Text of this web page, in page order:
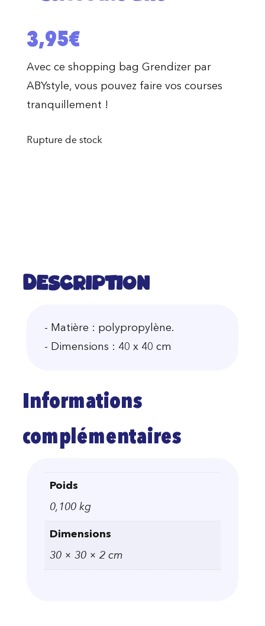
3,95€
Avec ce shopping bag Grendizer par
ABYstyle, vous pouvez faire vos courses
tranquillement !
Rupture de stock
Description
- Matière : polypropylène.
- Dimensions : 40 x 40 cm
Informations
complémentaires
Poids
0,100 kg
Dimensions
30 × 30 × 2 cm